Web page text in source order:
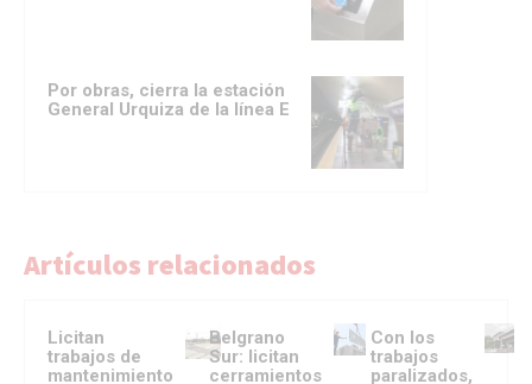
Por obras, cierra la estación
General Urquiza de la línea E
Artículos relacionados
Licitan
trabajos de
mantenimiento
Belgrano
Sur: licitan
cerramientos
Con los
trabajos
paralizados,